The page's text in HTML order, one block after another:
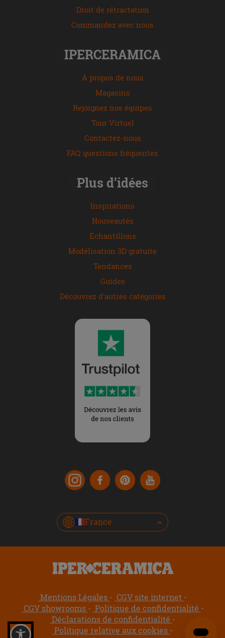
Droit de rétractation
Commandez avec nous
IPERCERAMICA
À propos de nous
Magasins
Rejoignez nos équipes
Tour Virtuel
Contactez-nous
FAQ questions fréquentes
Plus d’idées
Inspirations
Nouveautés
Échantillons
Modélisation 3D gratuite
Tendances
Guides
Découvrez d'autres catégories
France
Mentions Légales
CGV site internet
CGV showrooms
Politique de confidentialité
Déclarations de confidentialité
Politique relative aux cookies